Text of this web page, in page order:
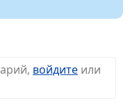
войдите или